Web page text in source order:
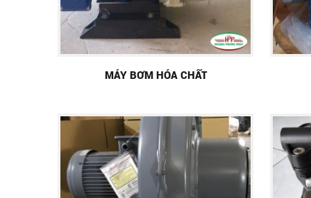
MÁY BƠM HÓA CHẤT